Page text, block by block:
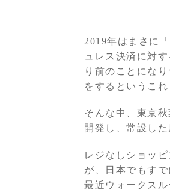
2019年はまさに
ュレス決済に対
り前のことにな
をするというこ
そんな中、東京
開発し、常設し
レジなしショッ
が、日本でもす
最近ウォークス